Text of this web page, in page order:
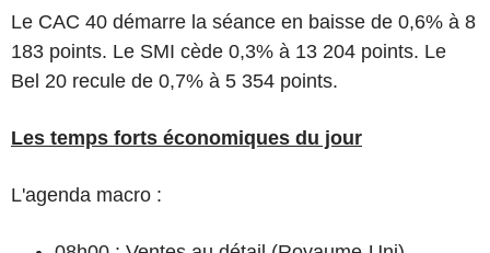
Le CAC 40 démarre la séance en baisse de 0,6% à 8
183 points. Le SMI cède 0,3% à 13 204 points. Le
Bel 20 recule de 0,7% à 5 354 points.
Les temps forts économiques du jour
L'agenda macro :